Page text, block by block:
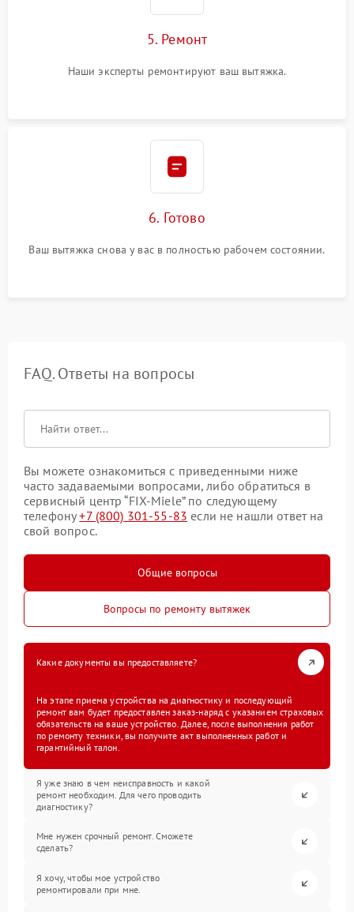
5. Ремонт
Наши эксперты ремонтируют ваш вытяжка.
6. Готово
Ваш вытяжка снова у вас в полностью рабочем состоянии.
FAQ. Ответы на вопросы
Вы можете ознакомиться с приведенными ниже
часто задаваемыми вопросами, либо обратиться в
сервисный центр “FIX-Miele” по следующему
телефону+7 (800) 301-55-83 если не нашли ответ на
свой вопрос.
Общие вопросы
Вопросы по ремонту вытяжек
Какие документы вы предоставляете?
На этапе приема устройства на диагностику и последующий
ремонт вам будет предоставлен заказ-наряд с указанием страховых
обязательств на ваше устройство. Далее, после выполнения работ
по ремонту техники, вы получите акт выполненных работ и
гарантийный талон.
Я уже знаю в чем неисправность и какой
ремонт необходим. Для чего проводить
диагностику?
Мне нужен срочный ремонт. Сможете
сделать?
Я хочу, чтобы мое устройство
ремонтировали при мне.